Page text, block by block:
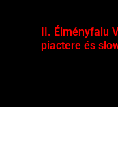
II. Élményfalu
piactere és